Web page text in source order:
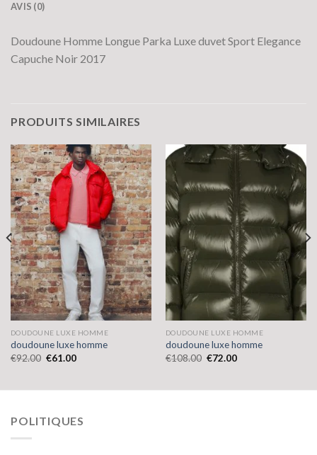
AVIS (0)
Doudoune Homme Longue Parka Luxe duvet Sport Elegance
Capuche Noir 2017
PRODUITS SIMILAIRES
DOUDOUNE LUXE HOMME
doudoune luxe homme
€92.00 €61.00
DOUDOUNE LUXE HOMME
doudoune luxe homme
€108.00 €72.00
POLITIQUES